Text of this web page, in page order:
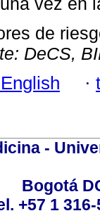
de
DeCS,
·
-
Bogotá
+57 1